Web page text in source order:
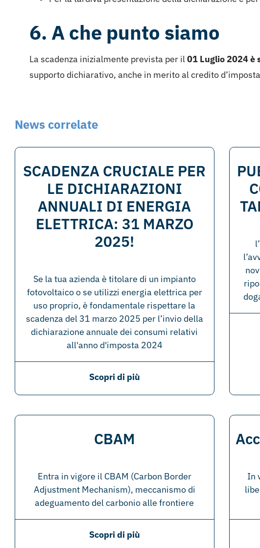
6. A che punto siamo
La scadenza inizialmente prevista per il01 Luglio 2024 è
supporto dichiarativo, anche in merito al credito
News correlate
SCADENZA CRUCIALE PER
LE DICHIARAZIONI
ANNUALI DI ENERGIA
ELETTRICA: 31 MARZO
2025!
Se la tua azienda è titolare di un impianto
fotovoltaico o se utilizzi energia elettrica per
uso proprio, è fondamentale rispettare la
scadenza del 31 marzo 2025 per l’invio della
dichiarazione annuale dei consumi relativi
all'anno d'imposta 2024
Scopri di più
CBAM
Entra in vigore il CBAM (Carbon Border
Adjustment Mechanism), meccanismo di
adeguamento del carbonio alle frontiere
Scopri di più
In